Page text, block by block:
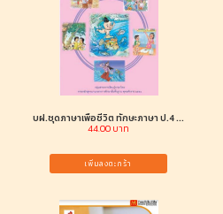
บฝ.ชุดภาษาเพื่อชีวิต ทักษะภาษา ป.4 ...
44.00 บาท
เพิ่มลงตะกร้า